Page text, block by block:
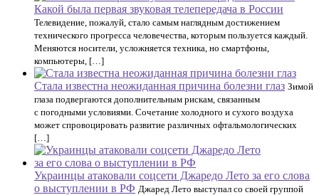
Какой была первая звуковая телепередача в России
Телевидение, пожалуй, стало самым наглядным достижением
технического прогресса человечества, которым пользуется каждый.
Меняются носители, усложняется техника, но смартфоны,
компьютеры, […]
Стала известна неожиданная причина болезни глаз Зимой
глаза подвергаются дополнительным рискам, связанным
с погодными условиями. Сочетание холодного и сухого воздуха
может спровоцировать развитие различных офтальмологических
[…]
Украинцы атаковали соцсети Джаредо Лето за его слова
о выступлении в РФ Джаред Лето выступал со своей группой